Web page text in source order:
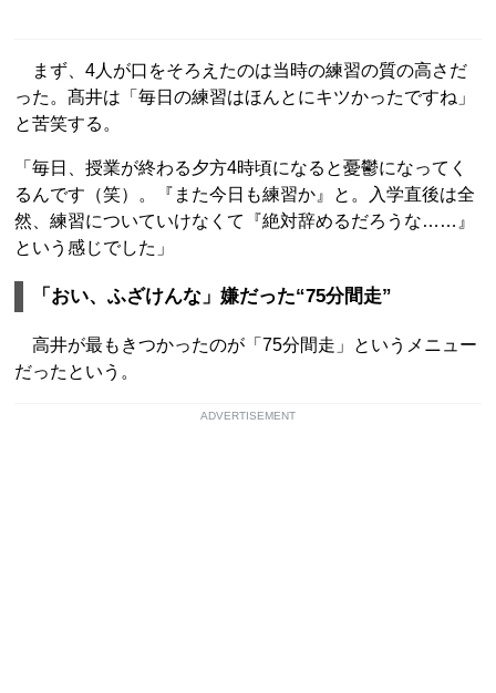
まず、4人が口をそろえたのは当時の練習の質の高さだ
った。髙井は「毎日の練習はほんとにキツかったですね」
と苦笑する。
「毎日、授業が終わる夕方4時頃になると憂鬱になってく
るんです（笑）。『また今日も練習か』と。入学直後は全
然、練習についていけなくて『絶対辞めるだろうな……』
という感じでした」
「おい、ふざけんな」嫌だった“75分間走”
高井が最もきつかったのが「75分間走」というメニュー
だったという。
ADVERTISEMENT